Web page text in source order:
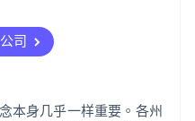
收款和银行服务
司
本身几乎一样重要。各州